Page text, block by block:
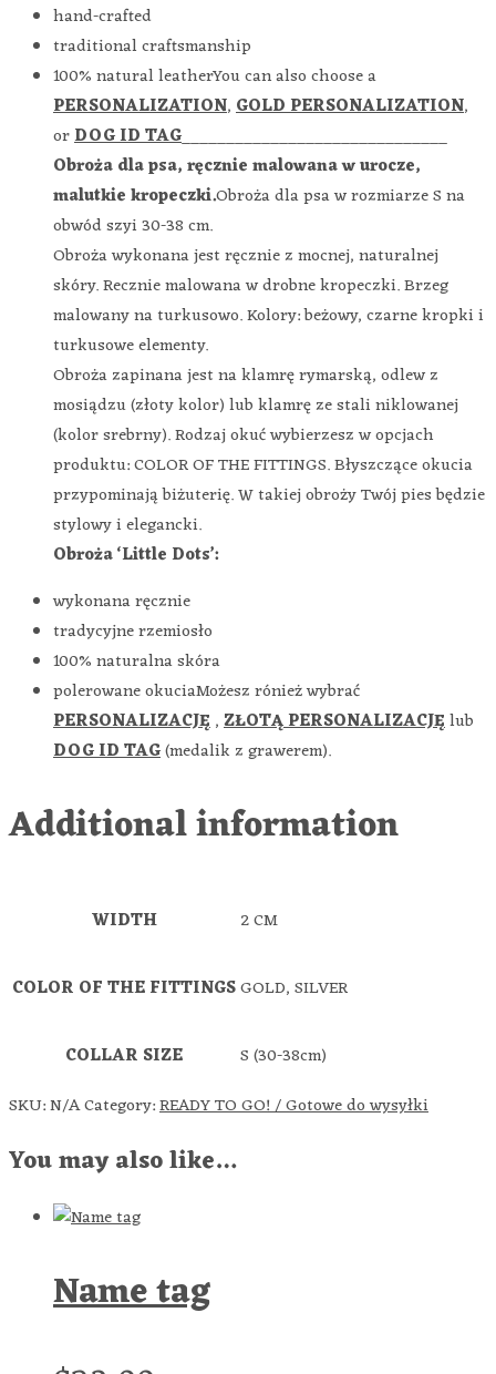
hand-crafted
traditional craftsmanship
100% natural leatherYou can also choose a
PERSONALIZATION,GOLD PERSONALIZATION,
orDOG ID TAG______________________________
Obroża dla psa, ręcznie malowana w urocze,
malutkie kropeczki.Obroża dla psa w rozmiarze S na
obwód szyi 30-38 cm.
Obroża wykonana jest ręcznie z mocnej, naturalnej
skóry. Recznie malowana w drobne kropeczki. Brzeg
malowany na turkusowo. Kolory: beżowy, czarne kropki i
turkusowe elementy.
Obroża zapinana jest na klamrę rymarską, odlew z
mosiądzu (złoty kolor) lub klamrę ze stali niklowanej
(kolor srebrny). Rodzaj okuć wybierzesz w opcjach
produktu: COLOR OF THE FITTINGS. Błyszczące okucia
przypominają biżuterię. W takiej obroży Twój pies będzie
stylowy i elegancki.
Obroża ‘Little Dots’:
wykonana ręcznie
tradycyjne rzemiosło
100% naturalna skóra
polerowane okuciaMożesz rónież wybrać
PERSONALIZACJĘ,ZŁOTĄ PERSONALIZACJĘlub
DOG ID TAG(medalik z grawerem).
Additional information
WIDTH 2 CM
COLOR OF THE FITTINGSGOLD, SILVER
COLLAR SIZE
S (30-38cm)
SKU:N/ACategory:READY TO GO! / Gotowe do wysyłki
You may also like…
Name tag